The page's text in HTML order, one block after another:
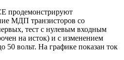
продемонстрируют
МДП транзисторов со
тест с нулевым входным
на исток) и с изменением
50 вольт. На графике показан ток